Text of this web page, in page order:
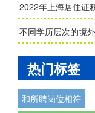
2022年上海居住证
不同学历层次的境
热门标签
和所聘岗位相符